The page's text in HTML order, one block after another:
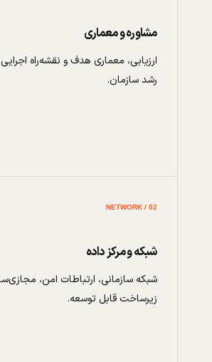
مشاوره و معماری
ارزیابی، معماری هدف و نقشه‌راه
رشد سازمان.
02 / NETWORK
شبکه و مرکز داده
شبکه سازمانی، ارتباطات امن،
زیرساخت قابل توسعه.